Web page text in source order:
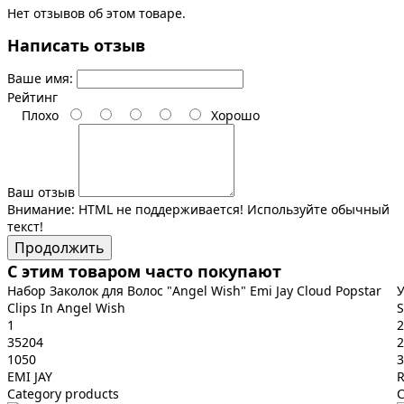
Нет отзывов об этом товаре.
Написать отзыв
Ваше имя:
Рейтинг
Плохо
Хорошо
Ваш отзыв
Внимание: HTML не поддерживается! Используйте обычный
текст!
Продолжить
С этим товаром часто покупают
Набор Заколок для Волос "Angel Wish" Emi Jay Cloud Popstar
Clips In Angel Wish
1
35204
1050
EMI JAY
Category products
2